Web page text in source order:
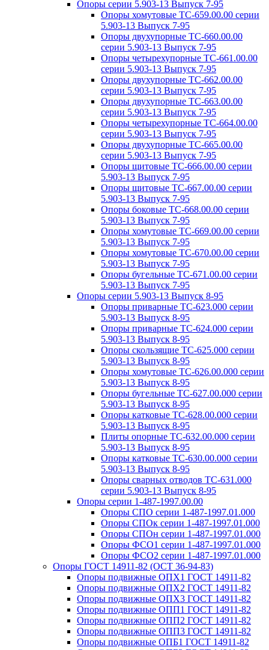
Опоры серии 5.903-13 Выпуск 7-95
Опоры хомутовые ТС-659.00.00 серии
5.903-13 Выпуск 7-95
Опоры двухупорные ТС-660.00.00
серии 5.903-13 Выпуск 7-95
Опоры четырехупорные ТС-661.00.00
серии 5.903-13 Выпуск 7-95
Опоры двухупорные ТС-662.00.00
серии 5.903-13 Выпуск 7-95
Опоры двухупорные ТС-663.00.00
серии 5.903-13 Выпуск 7-95
Опоры четырехупорные ТС-664.00.00
серии 5.903-13 Выпуск 7-95
Опоры двухупорные ТС-665.00.00
серии 5.903-13 Выпуск 7-95
Опоры щитовые ТС-666.00.00 серии
5.903-13 Выпуск 7-95
Опоры щитовые ТС-667.00.00 серии
5.903-13 Выпуск 7-95
Опоры боковые ТС-668.00.00 серии
5.903-13 Выпуск 7-95
Опоры хомутовые ТС-669.00.00 серии
5.903-13 Выпуск 7-95
Опоры хомутовые ТС-670.00.00 серии
5.903-13 Выпуск 7-95
Опоры бугельные ТС-671.00.00 серии
5.903-13 Выпуск 7-95
Опоры серии 5.903-13 Выпуск 8-95
Опоры приварные ТС-623.000 серии
5.903-13 Выпуск 8-95
Опоры приварные ТС-624.000 серии
5.903-13 Выпуск 8-95
Опоры скользящие ТС-625.000 серии
5.903-13 Выпуск 8-95
Опоры хомутовые ТС-626.00.000 серии
5.903-13 Выпуск 8-95
Опоры бугельные ТС-627.00.000 серии
5.903-13 Выпуск 8-95
Опоры катковые ТС-628.00.000 серии
5.903-13 Выпуск 8-95
Плиты опорные ТС-632.00.000 серии
5.903-13 Выпуск 8-95
Опоры катковые ТС-630.00.000 серии
5.903-13 Выпуск 8-95
Опоры сварных отводов ТС-631.000
серии 5.903-13 Выпуск 8-95
Опоры серии 1-487-1997.00.00
Опоры СПО серии 1-487-1997.01.000
Опоры СПОк серии 1-487-1997.01.000
Опоры СПОн серии 1-487-1997.01.000
Опоры ФСО1 серии 1-487-1997.01.000
Опоры ФСО2 серии 1-487-1997.01.000
Опоры ГОСТ 14911-82 (ОСТ 36-94-83)
Опоры подвижные ОПХ1 ГОСТ 14911-82
Опоры подвижные ОПХ2 ГОСТ 14911-82
Опоры подвижные ОПХ3 ГОСТ 14911-82
Опоры подвижные ОПП1 ГОСТ 14911-82
Опоры подвижные ОПП2 ГОСТ 14911-82
Опоры подвижные ОПП3 ГОСТ 14911-82
Опоры подвижные ОПБ1 ГОСТ 14911-82